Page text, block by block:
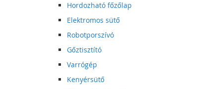
Hordozható főzőlap
Elektromos sütő
Robotporszívó
Gőztisztító
Varrógép
Kenyérsütő